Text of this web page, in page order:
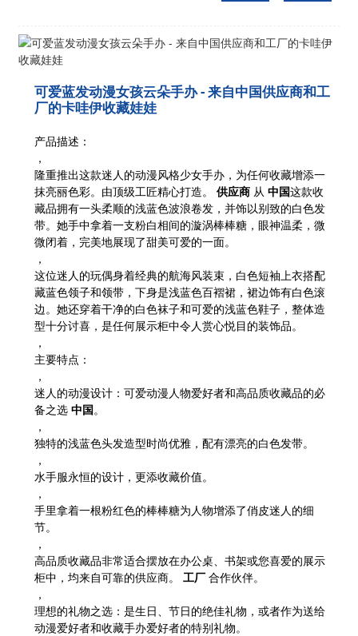
可爱蓝发动漫女孩云朵手办 - 来自中国供应商和工
厂的卡哇伊收藏娃娃
产品描述：
，
隆重推出这款迷人的动漫风格少女手办，为任何收藏增添一
抹亮丽色彩。由顶级工匠精心打造。 供应商从 中国这款收
藏品拥有一头柔顺的浅蓝色波浪卷发，并饰以别致的白色发
带。她手中拿着一支粉白相间的漩涡棒棒糖，眼神温柔，微
微闭着，完美地展现了甜美可爱的一面。
，
这位迷人的玩偶身着经典的航海风装束，白色短袖上衣搭配
藏蓝色领子和领带，下身是浅蓝色百褶裙，裙边饰有白色滚
边。她还穿着干净的白色袜子和可爱的浅蓝色鞋子，整体造
型十分讨喜，是任何展示柜中令人赏心悦目的装饰品。
，
主要特点：
，
迷人的动漫设计：可爱动漫人物爱好者和高品质收藏品的必
备之选 中国。
，
独特的浅蓝色头发造型时尚优雅，配有漂亮的白色发带。
，
水手服永恒的设计，更添收藏价值。
，
手里拿着一根粉红色的棒棒糖为人物增添了俏皮迷人的细
节。
，
高品质收藏品非常适合摆放在办公桌、书架或您喜爱的展示
柜中，均来自可靠的供应商。 工厂合作伙伴。
，
理想的礼物之选：是生日、节日的绝佳礼物，或者作为送给
动漫爱好者和收藏手办爱好者的特别礼物。